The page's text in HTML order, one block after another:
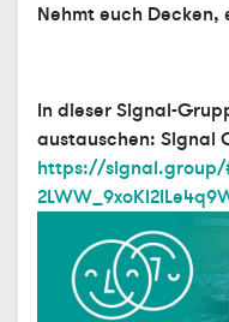
Nehmt euch Decken,
In dieser Signal-
austauschen: Signal
https://signal.group/